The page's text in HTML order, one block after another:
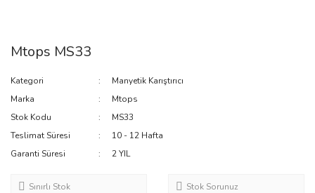
Mtops MS33
Kategori
Manyetik Karıştırıcı
Marka
Mtops
Stok Kodu
MS33
Teslimat Süresi
10 - 12 Hafta
Garanti Süresi
2 YIL
Sınırlı Stok Stok Sorunuz